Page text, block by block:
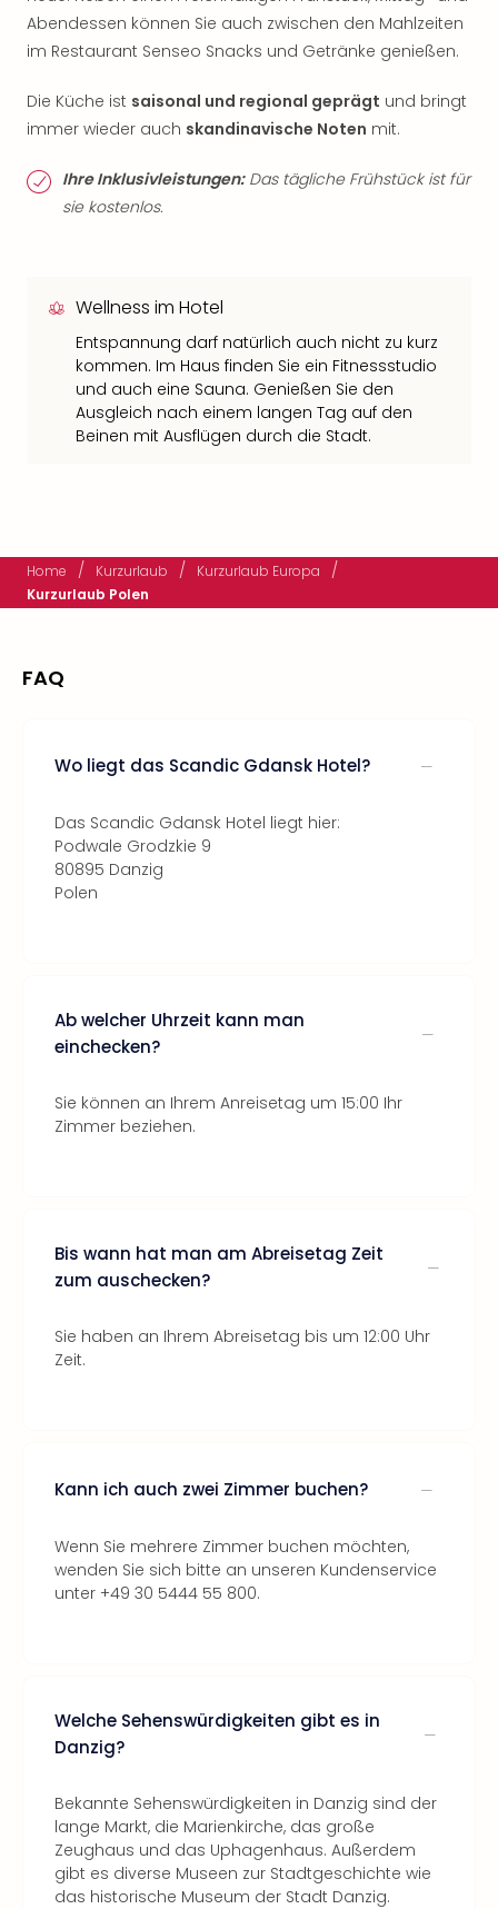
Abendessen können Sie auch zwischen den Mahlzeiten
im Restaurant Senseo Snacks und Getränke genießen.
Die Küche ist saisonal und regional geprägt und bringt
immer wieder auch skandinavische Noten mit.
Ihre Inklusivleistungen:Das tägliche Frühstück ist für
sie kostenlos.
Wellness im Hotel
Entspannung darf natürlich auch nicht zu kurz
kommen. Im Haus finden Sie ein Fitnessstudio
und auch eine Sauna. Genießen Sie den
Ausgleich nach einem langen Tag auf den
Beinen mit Ausflügen durch die Stadt.
Home / Kurzurlaub / Kurzurlaub Europa /
Kurzurlaub Polen
FAQ
Wo liegt das Scandic Gdansk Hotel?
Das Scandic Gdansk Hotel liegt hier:
Podwale Grodzkie 9
80895 Danzig
Polen
Ab welcher Uhrzeit kann man
einchecken?
Sie können an Ihrem Anreisetag um 15:00 Ihr
Zimmer beziehen.
Bis wann hat man am Abreisetag Zeit
zum auschecken?
Sie haben an Ihrem Abreisetag bis um 12:00 Uhr
Zeit.
Kann ich auch zwei Zimmer buchen?
Wenn Sie mehrere Zimmer buchen möchten,
wenden Sie sich bitte an unseren Kundenservice
unter +49 30 5444 55 800.
Welche Sehenswürdigkeiten gibt es in
Danzig?
Bekannte Sehenswürdigkeiten in Danzig sind der
lange Markt, die Marienkirche, das große
Zeughaus und das Uphagenhaus. Außerdem
gibt es diverse Museen zur Stadtgeschichte wie
das historische Museum der Stadt Danzig.